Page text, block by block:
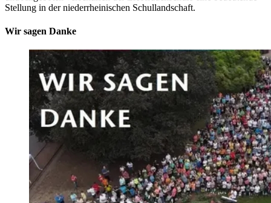
Stellung in der niederrheinischen Schullandschaft.
Wir sagen Danke